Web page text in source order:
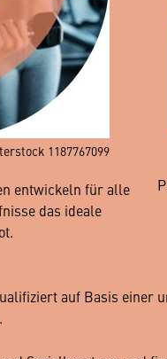
1187767099
entwickeln für alle
das ideale
auf Basis einer